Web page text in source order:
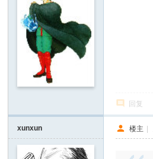
回复
xunxun 楼主 |